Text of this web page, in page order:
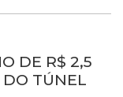
DE R$ 2,5
DO TÚNEL